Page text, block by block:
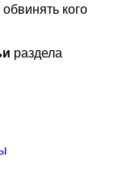
кого
раздела